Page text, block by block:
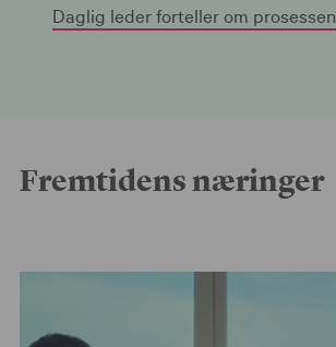
Daglig leder forteller om prosessen
Fremtidens næringer